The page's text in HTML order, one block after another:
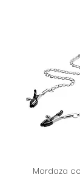
Mordaza